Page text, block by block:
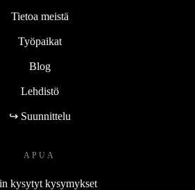
Tietoa meistä
Työpaikat
Blog
Lehdistö
↪ Suunnittelu
APUA
kysytyt kysymykset